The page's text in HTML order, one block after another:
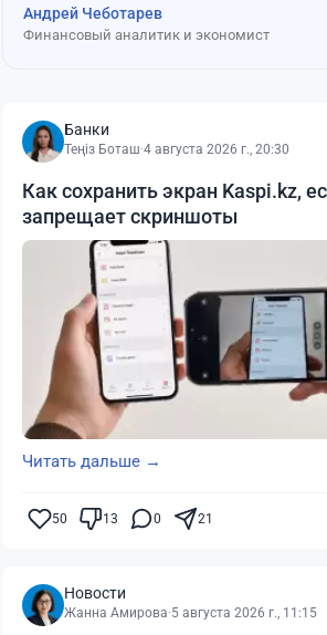
Андрей Чеботарев
Финансовый аналитик и экономист
Банки
Теңіз Боташ·4 августа 2026 г., 20:30
Как сохранить экран Kaspi.kz,
запрещает скриншоты
Читать дальше →
50 13 0 21
Новости
Жанна Амирова·5 августа 2026 г., 11:15